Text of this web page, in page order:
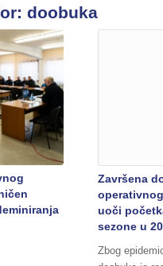
doobuka
Završena
uoči
sezone u
Zbog